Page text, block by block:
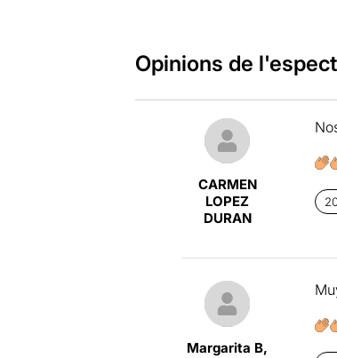
Opinions de
CARMEN
LOPEZ
DURAN
Margarita B,